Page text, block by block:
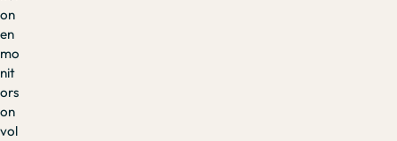
on
en
mo
nit
ors
on
vol